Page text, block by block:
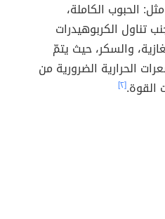
الحبوب الكاملة،
تناول الكربوهيدرات
والسكر، حيث يتمّ
الحرارية الضرورية من
القوة.[٢]